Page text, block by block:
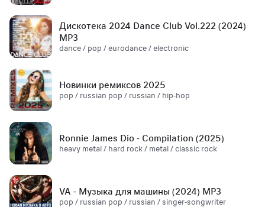
Дискотека 2024 Dance Club Vol.222 (2024)
MP3
dance / pop / eurodance / electronic
Новинки ремиксов 2025
pop / russian pop / russian / hip-hop
Ronnie James Dio - Compilation (2025)
heavy metal / hard rock / metal / classic rock
VA - Музыка для машины (2024) MP3
pop / russian pop / russian / singer-songwriter